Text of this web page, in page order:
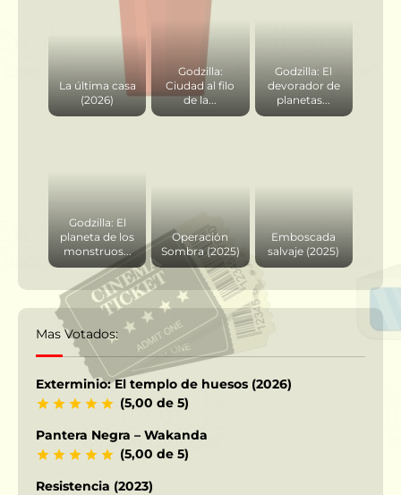
La última casa
(2026)
Godzilla:
Ciudad al filo
de la...
Godzilla: El
devorador de
planetas...
Godzilla: El
planeta de los
monstruos...
Operación
Sombra (2025)
Emboscada
salvaje (2025)
Mas Votados:
Exterminio: El templo de huesos (2026)
(5,00 de 5)
Pantera Negra – Wakanda
(5,00 de 5)
Resistencia (2023)